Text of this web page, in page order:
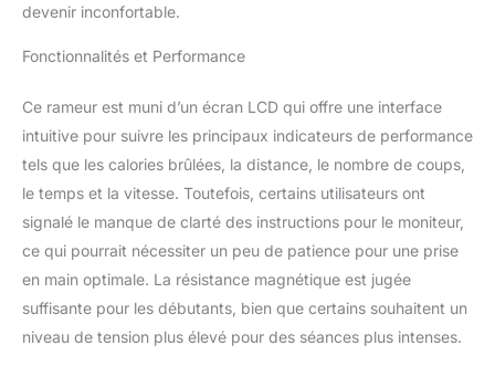
revitalisent et
pour les personnes
âgées, tandis que les
niveaux 9 à 16 défient et
augmentent les objectifs
de fitness pour les plus
jeunes membres
Entraînement à domicile
silencieux : FEIERDUN
Rower dispose d'un triple
système silencieux :
contrôle magnétique à
devenir inconfortable.
Fonctionnalités et Performance
Ce rameur est muni d’un écran LCD qui offre une interface
intuitive pour suivre les principaux indicateurs de performance
tels que les calories brûlées, la distance, le nombre de coups,
le temps et la vitesse. Toutefois, certains utilisateurs ont
signalé le manque de clarté des instructions pour le moniteur,
ce qui pourrait nécessiter un peu de patience pour une prise
en main optimale. La résistance magnétique est jugée
suffisante pour les débutants, bien que certains souhaitent un
niveau de tension plus élevé pour des séances plus intenses.